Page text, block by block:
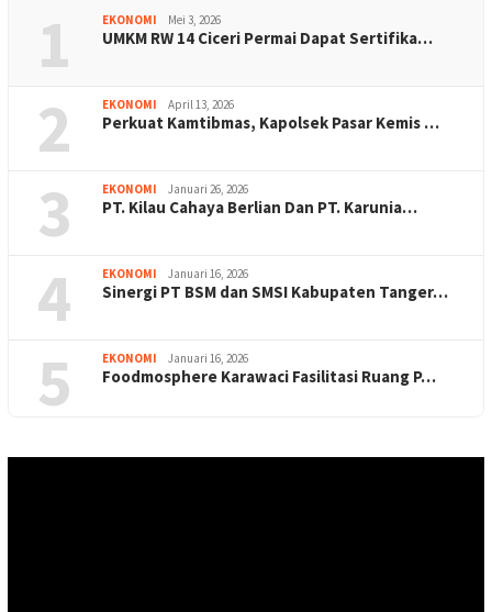
1 EKONOMI Mei 3, 2026
UMKM RW 14 Ciceri Permai Dapat Sertifika…
2 EKONOMI April 13, 2026
Perkuat Kamtibmas, Kapolsek Pasar Kemis …
3 EKONOMI Januari 26, 2026
PT. Kilau Cahaya Berlian Dan PT. Karunia…
4 EKONOMI Januari 16, 2026
Sinergi PT BSM dan SMSI Kabupaten Tanger…
5 EKONOMI Januari 16, 2026
Foodmosphere Karawaci Fasilitasi Ruang P…